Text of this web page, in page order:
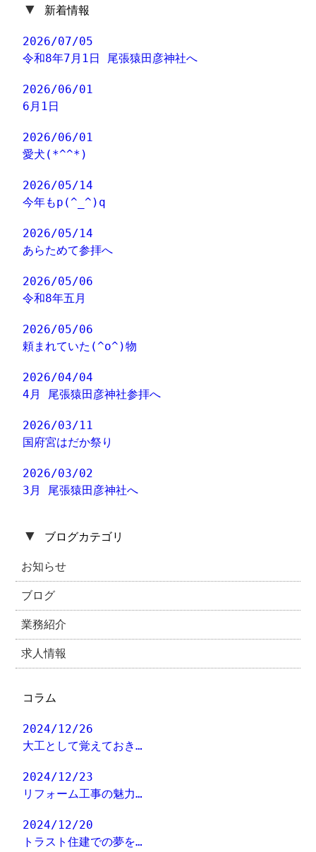
▼ 新着情報
2026/07/05
令和8年7月1日 尾張猿田彦神社へ
2026/06/01
6月1日
2026/06/01
愛犬(*^^*)
2026/05/14
今年もp(^_^)q
2026/05/14
あらためて参拝へ
2026/05/06
令和8年五月
2026/05/06
頼まれていた(^o^)物
2026/04/04
4月 尾張猿田彦神社参拝へ
2026/03/11
国府宮はだか祭り
2026/03/02
3月 尾張猿田彦神社へ
▼ ブログカテゴリ
お知らせ
ブログ
業務紹介
求人情報
コラム
2024/12/26
大工として覚えておき…
2024/12/23
リフォーム工事の魅力…
2024/12/20
トラスト住建での夢を…